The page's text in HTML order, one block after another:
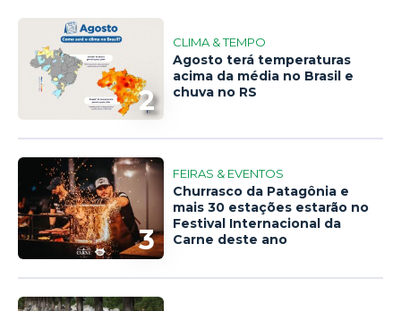
2
CLIMA & TEMPO
Agosto terá temperaturas
acima da média no Brasil e
chuva no RS
3
FEIRAS & EVENTOS
Churrasco da Patagônia e
mais 30 estações estarão no
Festival Internacional da
Carne deste ano